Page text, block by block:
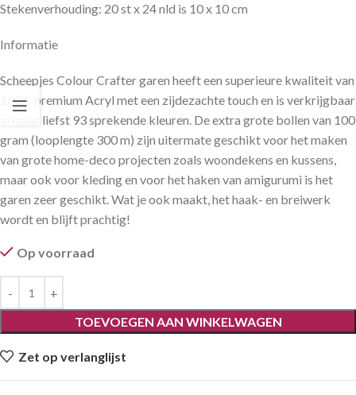
Stekenverhouding: 20 st x 24 nld is 10 x 10 cm
Informatie
Scheepjes Colour Crafter garen heeft een superieure kwaliteit van
100% premium Acryl met een zijdezachte touch en is verkrijgbaar
in maar liefst 93 sprekende kleuren. De extra grote bollen van 100
gram (looplengte 300 m) zijn uitermate geschikt voor het maken
van grote home-deco projecten zoals woondekens en kussens,
maar ook voor kleding en voor het haken van amigurumi is het
garen zeer geschikt. Wat je ook maakt, het haak- en breiwerk
wordt en blijft prachtig!
Op voorraad
TOEVOEGEN AAN WINKELWAGEN
Zet op verlanglijst